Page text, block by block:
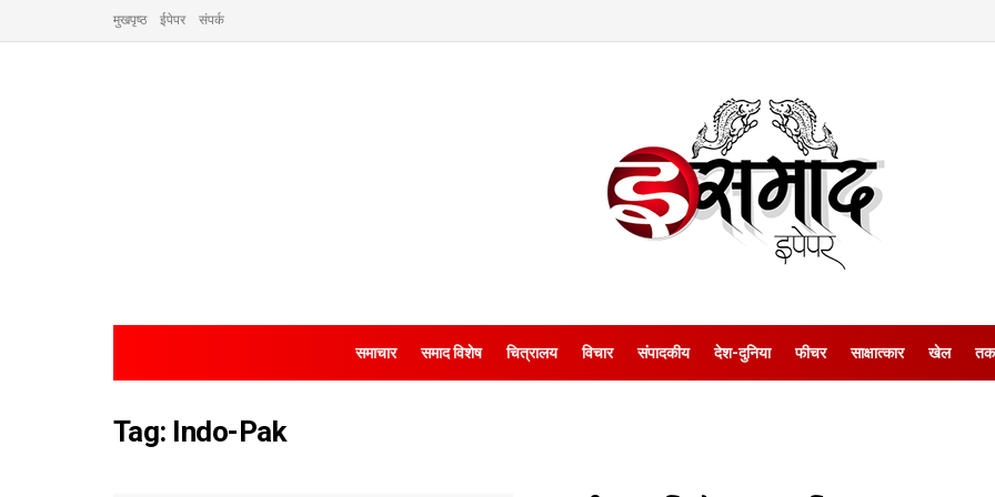
मुखपृष्ठ ईपेपर संपर्क
समाचार समाद विशेष चित्रालय विचार संपादकीय देश-दुनिया फीचर साक्षात्‍कार खेल
Tag: Indo-Pak